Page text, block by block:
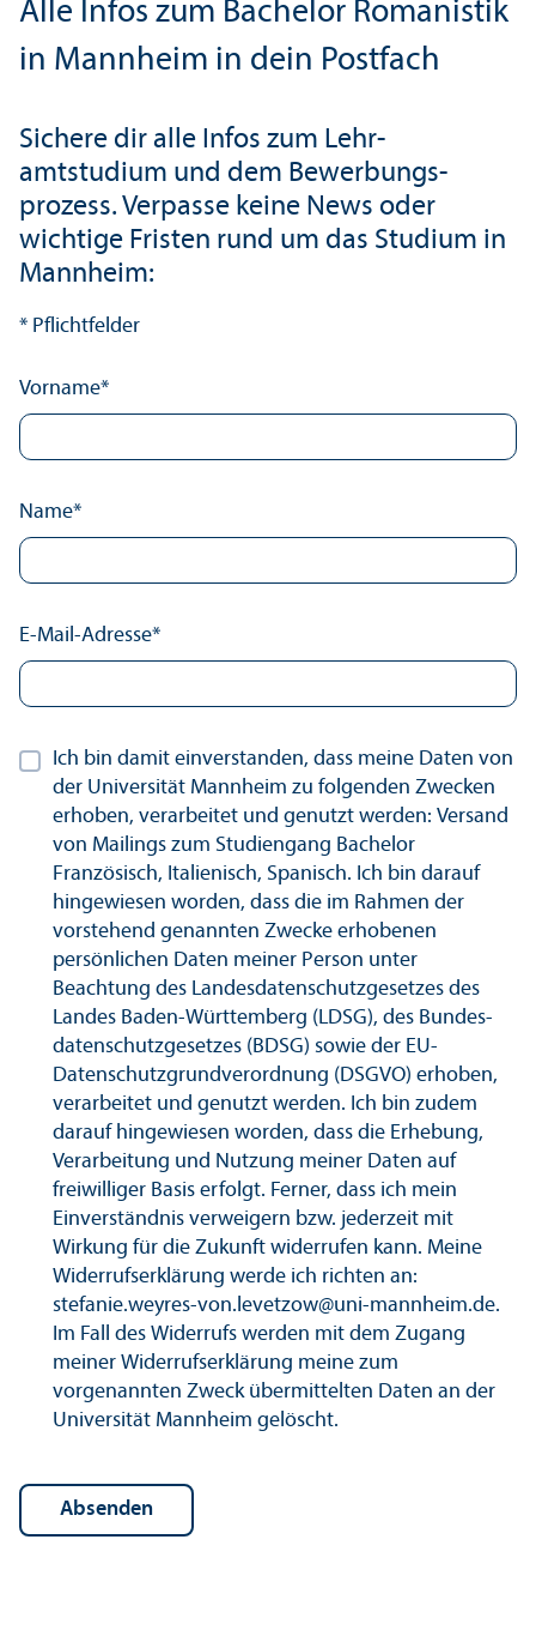
Alle Infos zum Bachelor Romanistik
in Mannheim in dein Postfach
Sichere dir alle Infos zum Lehr­
amtstudium und dem Bewerbungs­
prozess. Verpasse keine News oder
wichtige Fristen rund um das Studium in
Mannheim:
* Pflichtfelder
Vorname*
Name*
E-Mail-Adresse*
Ich bin damit einverstanden, dass meine Daten von
der Universität Mannheim zu folgenden Zwecken
erhoben, verarbeitet und genutzt werden: Versand
von Mailings zum Studien­gang Bachelor
Französisch, Italienisch, Spanisch. Ich bin darauf
hingewiesen worden, dass die im Rahmen der
vorstehend genannten Zwecke erhobenen
persönlichen Daten meiner Person unter
Beachtung des Landes­datenschutz­gesetzes des
Landes Baden-Württemberg (LDSG), des Bundes­
datenschutz­gesetzes (BDSG) sowie der EU-
Datenschutz­grundverordnung (DSGVO) erhoben,
verarbeitet und genutzt werden. Ich bin zudem
darauf hingewiesen worden, dass die Erhebung,
Verarbeitung und Nutzung meiner Daten auf
freiwilliger Basis erfolgt. Ferner, dass ich mein
Einverständnis verweigern bzw. jederzeit mit
Wirkung für die Zukunft widerrufen kann. Meine
Widerrufs­erklärung werde ich richten an:
stefanie.weyres-von.levetzow@uni-mannheim.de.
Im Fall des Widerrufs werden mit dem Zugang
meiner Widerrufs­erklärung meine zum
vorgenannten Zweck übermittelten Daten an der
Universität Mannheim gelöscht.